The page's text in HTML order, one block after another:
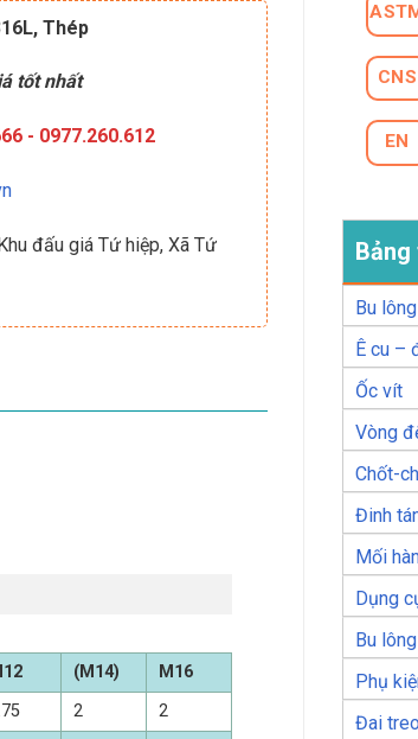
CNS
EN
Bu
Ê cu –
Ốc vít
Vòng
Chốt-
Đinh
Mối
Dụng
Bu
Phụ
Đai
Thép
tốt nhất
- 0977.260.612
đấu giá Tứ hiệp, Xã Tứ
(M14)
M16
2 2